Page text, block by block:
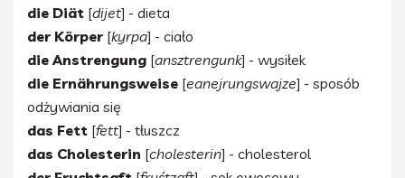
die Diät [dijet] - dieta
der Körper [kyrpa] - ciało
die Anstrengung [ansztrengunk] - wysiłek
die Ernährungsweise [eanejrungswajze] - sposób
odżywiania się
das Fett [fett] - tłuszcz
das Cholesterin [cholesterin] - cholesterol